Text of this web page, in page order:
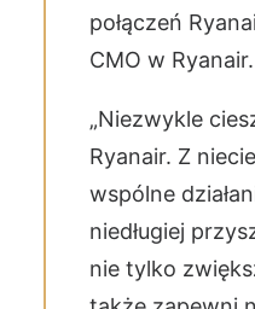
połączeń
CMO w Ryanair.
„Niezwykle
Ryanair. Z
wspólne
niedługiej
nie tylko